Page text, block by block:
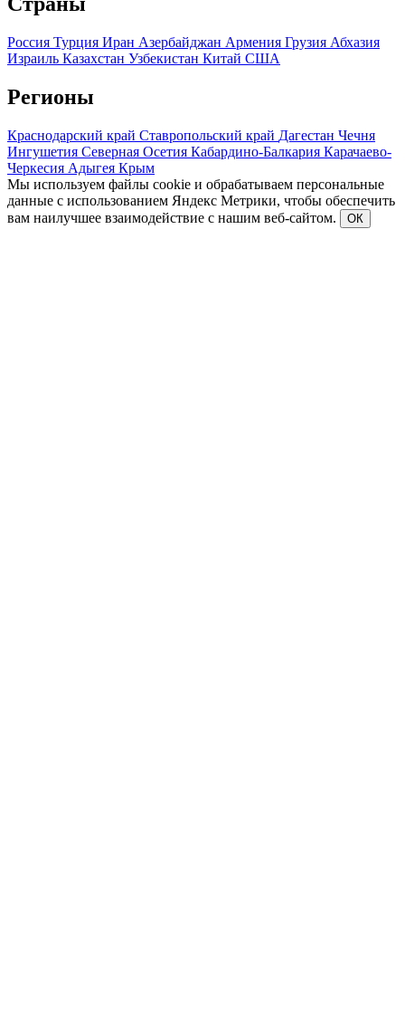
Россия Турция Иран Азербайджан Армения Грузия Абхазия
Израиль Казахстан Узбекистан Китай США
Регионы
Краснодарский край Ставропольский край Дагестан Чечня
Ингушетия Северная Осетия Кабардино-Балкария Карачаево-
Черкесия Адыгея Крым
Мы используем файлы cookie и обрабатываем персональные
данные с использованием Яндекс Метрики, чтобы обеспечить
вам наилучшее взаимодействие с нашим веб-сайтом.
ОК